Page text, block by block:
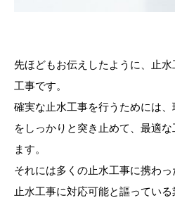
先ほどもお伝えしたように、止
工事です。
確実な止水工事を行うためには
をしっかりと突き止めて、最適
ます。
それには多くの止水工事に携わっ
止水工事に対応可能と謳ってい